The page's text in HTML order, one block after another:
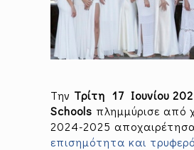
Την Τρίτη 17 Ιουνίου
Schools πλημμύρισε από
2024-2025
επισημότητα και